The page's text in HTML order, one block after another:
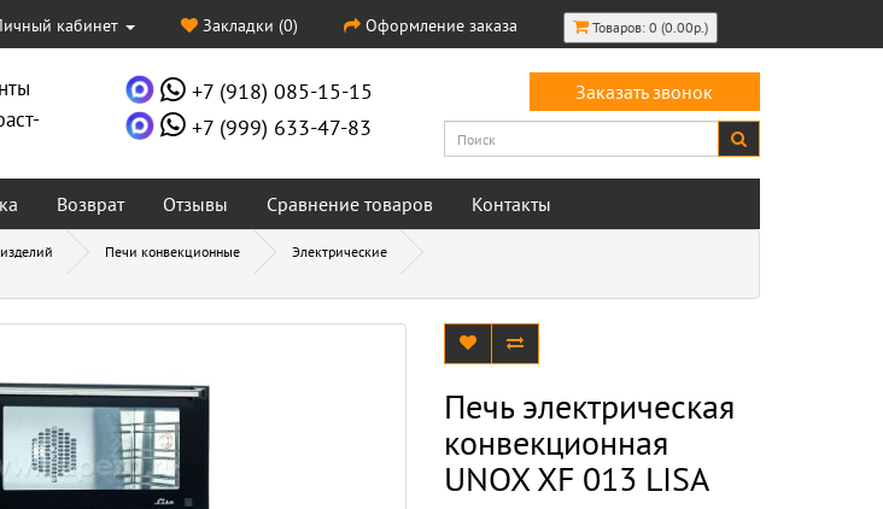
кабинет Закладки (0) Оформление заказа Товаров: 0 (0.00р.)
+7 (918) 085-15-15
+7 (999) 633-47-83
Заказать звонок
Возврат Отзывы Сравнение товаров Контакты
Печи конвекционные
Электрические
Печь электрическая
конвекционная
UNOX XF 013 LISA